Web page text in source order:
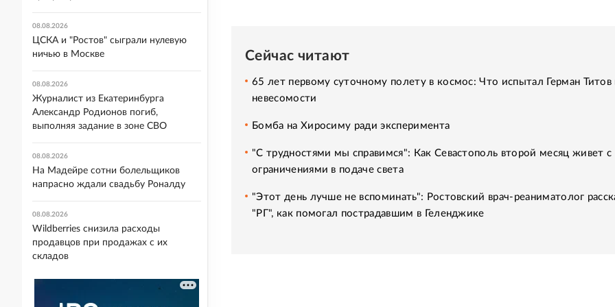
Сейчас читают
65 лет первому суточному полету в космос: Что испытал Герман Титов
невесомости
Бомба на Хиросиму ради эксперимента
"С трудностями мы справимся": Как Севастополь второй месяц живет с
ограничениями в подаче света
"Этот день лучше не вспоминать": Ростовский врач-реаниматолог
"РГ", как помогал пострадавшим в Геленджике
08.08.2026
ЦСКА и "Ростов" сыграли нулевую
ничью в Москве
08.08.2026
Журналист из Екатеринбурга
Александр Родионов погиб,
выполняя задание в зоне СВО
08.08.2026
На Мадейре сотни болельщиков
напрасно ждали свадьбу Роналду
08.08.2026
Wildberries снизила расходы
продавцов при продажах с их
складов